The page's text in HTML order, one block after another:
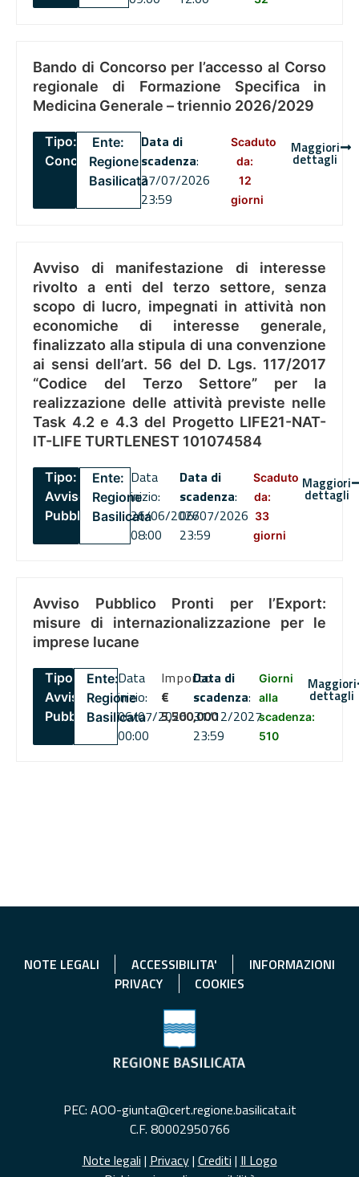
Bando di Concorso per l’accesso al Corso
regionale di Formazione Specifica in
Medicina Generale – triennio 2026/2029
Tipo:
Concorsi
Ente:
Regione
Basilicata
Data di
scadenza:
27/07/2026
23:59
Scaduto
da:
12
giorni
Maggiori
dettagli
Avviso di manifestazione di interesse
rivolto a enti del terzo settore, senza
scopo di lucro, impegnati in attività non
economiche di interesse generale,
finalizzato alla stipula di una convenzione
ai sensi dell’art. 56 del D. Lgs. 117/2017
“Codice del Terzo Settore” per la
realizzazione delle attività previste nelle
Task 4.2 e 4.3 del Progetto LIFE21-NAT-
IT-LIFE TURTLENEST 101074584
Tipo:
Avviso
Pubblico
Ente:
Regione
Basilicata
Data
inizio:
26/06/2026
08:00
Data di
scadenza:
06/07/2026
23:59
Scaduto
da:
33
giorni
Maggiori
dettagli
Avviso Pubblico Pronti per l’Export:
misure di internazionalizzazione per le
imprese lucane
Tipo:
Avviso
Pubblico
Ente:
Regione
Basilicata
Data
inizio:
06/07/2026
00:00
Importo
€
5,500,000
Data di
scadenza:
31/12/2027
23:59
Giorni
alla
scadenza:
510
Maggiori
dettagli
NOTE LEGALI ACCESSIBILITA'
INFORMAZIONI
PRIVACY
COOKIES
PEC: AOO-giunta@cert.regione.basilicata.it
C.F. 80002950766
Note legali | Privacy| Crediti | Il Logo